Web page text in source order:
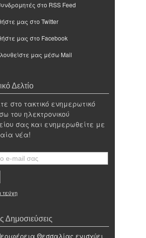
στο RSS Feed
μας στο Twitter
μας στο Facebook
μας μέσω Mail
Δελτίο
στο τακτικό ενημερωτικό
του ηλεκτρονικού
σας και ενημερωθείτε με
νέα!
τεύχη
Δημοσιεύσεις
Θεσσαλίας ενισχύει